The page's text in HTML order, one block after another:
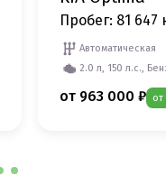
Пробег: 81 647
Автоматическая
2.0 л, 150 л.с.,
от 963 000 ₽